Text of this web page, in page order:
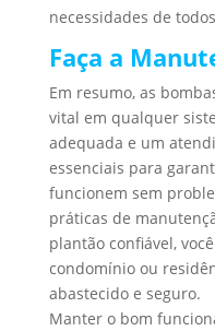
necessidades de
Faça a
Em resumo, as
vital em qualquer
adequada e um
essenciais para
funcionem sem
práticas de
plantão confiável,
condomínio ou
abastecido e seguro.
Manter o bom